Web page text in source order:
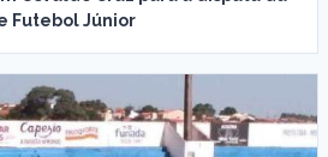
Futebol Júnior